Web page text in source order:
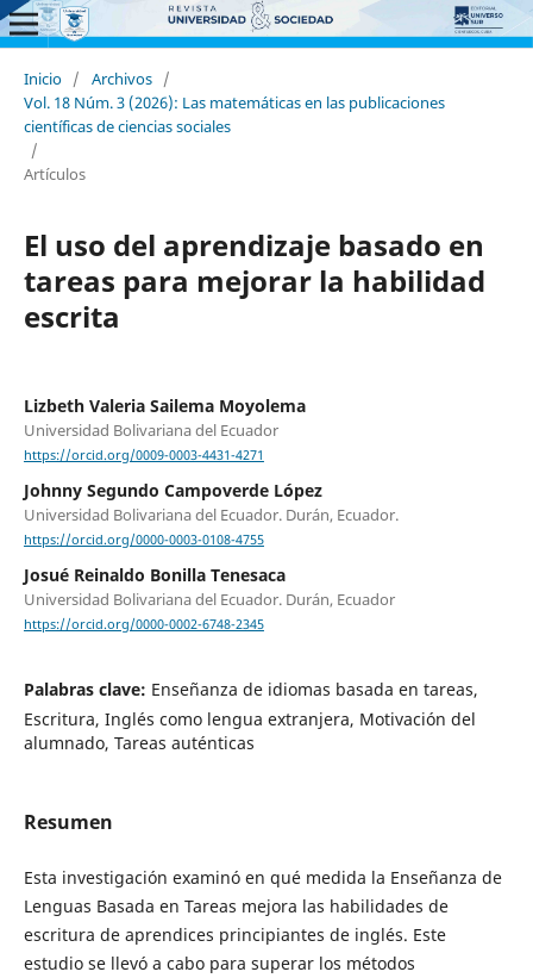
Inicio / Archivos /
Vol. 18 Núm. 3 (2026): Las matemáticas en las publicaciones
científicas de ciencias sociales
/
Artículos
El uso del aprendizaje basado en
tareas para mejorar la habilidad
escrita
Lizbeth Valeria Sailema Moyolema
Universidad Bolivariana del Ecuador
https://orcid.org/0009-0003-4431-4271
Johnny Segundo Campoverde López
Universidad Bolivariana del Ecuador. Durán, Ecuador.
https://orcid.org/0000-0003-0108-4755
Josué Reinaldo Bonilla Tenesaca
Universidad Bolivariana del Ecuador. Durán, Ecuador
https://orcid.org/0000-0002-6748-2345
Palabras clave: Enseñanza de idiomas basada en tareas,
Escritura, Inglés como lengua extranjera, Motivación del
alumnado, Tareas auténticas
Resumen
Esta investigación examinó en qué medida la Enseñanza de
Lenguas Basada en Tareas mejora las habilidades de
escritura de aprendices principiantes de inglés. Este
estudio se llevó a cabo para superar los métodos